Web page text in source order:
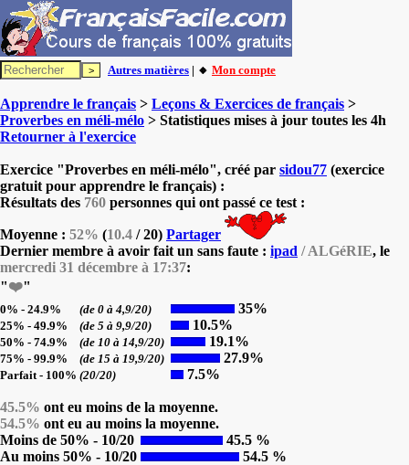
Autres matières | 🔸 Mon compte
Apprendre le français > Leçons & Exercices de français >
Proverbes en méli-mélo > Statistiques mises à jour toutes les 4h
Retourner à l'exercice
Exercice "Proverbes en méli-mélo", créé par sidou77 (exercice
gratuit pour apprendre le français) :
Résultats des 760 personnes qui ont passé ce test :
Moyenne : 52% (10.4 / 20) Partager
Dernier membre à avoir fait un sans faute : ipad / ALGéRIE, le
mercredi 31 décembre à 17:37:
"❤️"
0% - 24.9% (de 0 à 4,9/20) 35%
25% - 49.9% (de 5 à 9,9/20) 10.5%
50% - 74.9% (de 10 à 14,9/20) 19.1%
75% - 99.9% (de 15 à 19,9/20) 27.9%
Parfait - 100% (20/20) 7.5%
45.5% ont eu moins de la moyenne.
54.5% ont eu au moins la moyenne.
Moins de 50% - 10/20
45.5 %
Au moins 50% - 10/20
54.5 %